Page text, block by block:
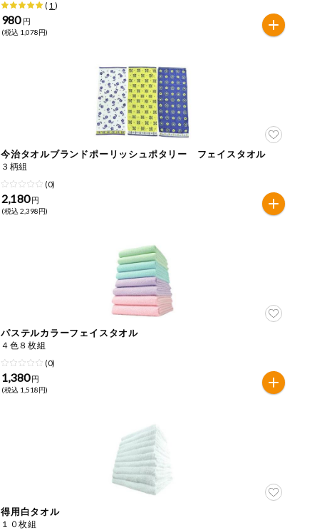
( 1 )
980 円
(税込 1,078円)
今治タオルブランドポーリッシュポタリー フェイスタオル
３柄組
(0)
2,180 円
(税込 2,398円)
パステルカラーフェイスタオル
４色８枚組
(0)
1,380 円
(税込 1,518円)
得用白タオル
１０枚組